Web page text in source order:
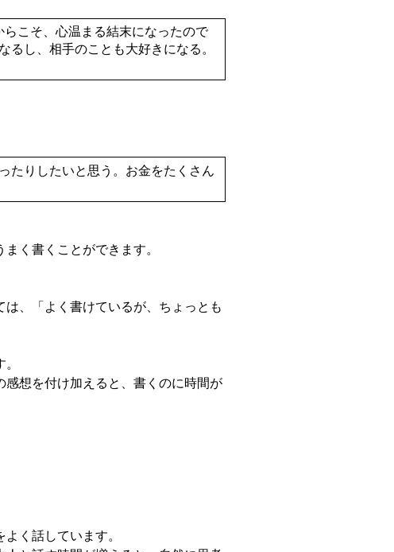
こそ、心温まる結末になったので
し、相手のことも大好きになる。
たりしたいと思う。お金をたくさん
く書くことができます。
、「よく書けているが、ちょっとも
想を付け加えると、書くのに時間が
く話しています。